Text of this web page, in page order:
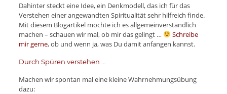
Dahinter steckt eine Idee, ein Denkmodell, das ich für das
Verstehen einer angewandten Spiritualität sehr hilfreich finde.
Mit diesem Blogartikel möchte ich es allgemeinverständlich
machen – schauen wir mal, ob mir das gelingt …
Schreibe
mir gerne, ob und wenn ja, was Du damit anfangen kannst.
Durch Spüren verstehen …
Machen wir spontan mal eine kleine Wahrnehmungsübung
dazu: